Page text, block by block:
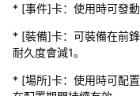
* [事件]卡：使用時可發動
* [裝備]卡：可裝備在前
耐久度會減1。
* [場所]卡：使用時可配